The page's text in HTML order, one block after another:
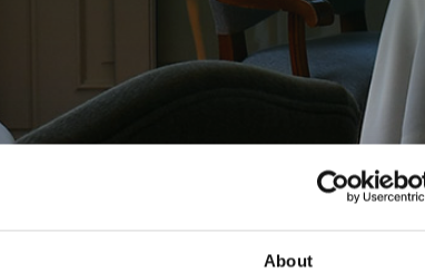
About